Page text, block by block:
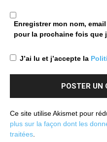
Enregistrer mon nom,
pour la prochaine fois que
J’ai lu et j’accepte la
Ce site utilise Akismet pour
plus sur la façon dont les
traitées.